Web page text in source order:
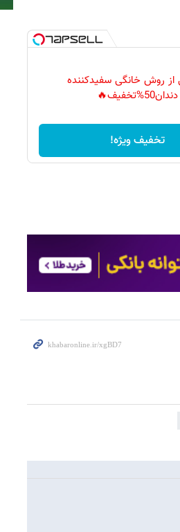
از روش خانگی سفیدکننده
دندان50%تخفیف🔥
تخفیف ویژه!